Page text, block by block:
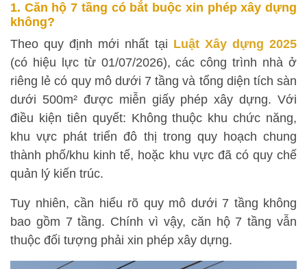
1. Căn hộ 7 tầng có bắt buộc xin phép xây dựng
không?
Theo quy định mới nhất tại Luật Xây dựng 2025
(có hiệu lực từ 01/07/2026), các công trình nhà ở
riêng lẻ có quy mô dưới 7 tầng và tổng diện tích sàn
dưới 500m² được miễn giấy phép xây dựng. Với
điều kiện tiên quyết: Không thuộc khu chức năng,
khu vực phát triển đô thị trong quy hoạch chung
thành phố/khu kinh tế, hoặc khu vực đã có quy chế
quản lý kiến trúc.
Tuy nhiên, cần hiểu rõ quy mô dưới 7 tầng không
bao gồm 7 tầng. Chính vì vậy, căn hộ 7 tầng vẫn
thuộc đối tượng phải xin phép xây dựng.